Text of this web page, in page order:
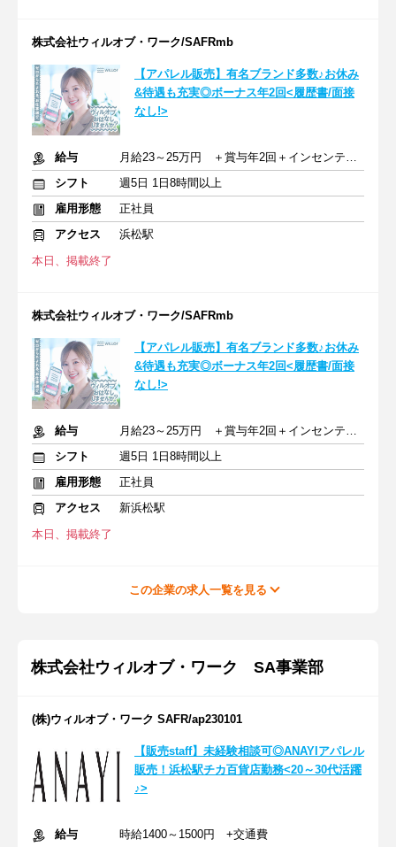
株式会社ウィルオブ・ワーク/SAFRmb
【アパレル販売】有名ブランド多数♪お休み
&待遇も充実◎ボーナス年2回<履歴書/面接
なし!>
給与
月給23～25万円 ＋賞与年2回＋インセンティブ＋交通費
シフト
週5日 1日8時間以上
雇用形態
正社員
アクセス
浜松駅
本日、掲載終了
株式会社ウィルオブ・ワーク/SAFRmb
【アパレル販売】有名ブランド多数♪お休み
&待遇も充実◎ボーナス年2回<履歴書/面接
なし!>
給与
月給23～25万円 ＋賞与年2回＋インセンティブ＋交通費
シフト
週5日 1日8時間以上
雇用形態
正社員
アクセス
新浜松駅
本日、掲載終了
この企業の求人一覧を見る
株式会社ウィルオブ・ワーク SA事業部
(株)ウィルオブ・ワーク SAFR/ap230101
【販売staff】未経験相談可◎ANAYIアパレル
販売！浜松駅チカ百貨店勤務<20～30代活躍
♪>
給与 時給1400～1500円 +交通費